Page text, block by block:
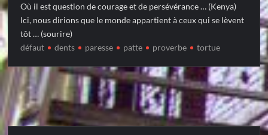
Où il est question de courage et de persévérance … (Kenya)
Ici, nous dirions que le monde appartient à ceux qui se lèvent
tôt … (sourire)
défaut
dents paresse patte proverbe tortue